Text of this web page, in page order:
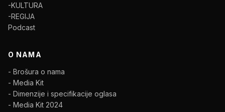
-KULTURA
-REGIJA
Podcast
O NAMA
- Brošura o nama
- Media Kit
- Dimenzije i specifikacije oglasa
- Media Kit 2024